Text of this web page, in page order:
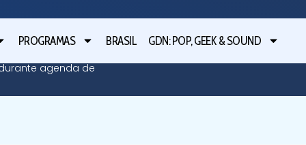
PROGRAMAS BRASIL
GDN: POP, GEEK & SOUND
agenda de
São